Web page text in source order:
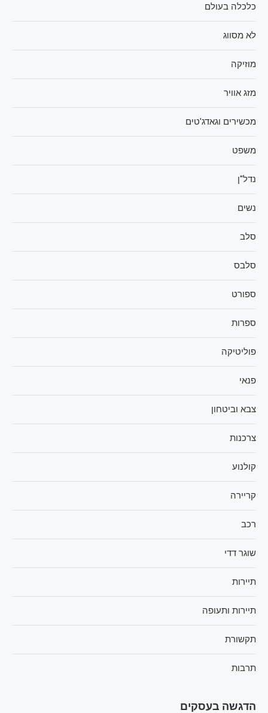
כלכלה בעולם
לא מסווג
מוזיקה
מזג אוויר
מכשירים וגאדג'טים
משפט
נדל"ן
נשים
סלב
סלבס
ספורט
ספרות
פוליטיקה
פנאי
צבא וביטחון
צרכנות
קולנוע
קריירה
רכב
שוגר דדי
תיירות
תיירות ותעופה
תקשורת
תרבות
הדגשה בעסקים